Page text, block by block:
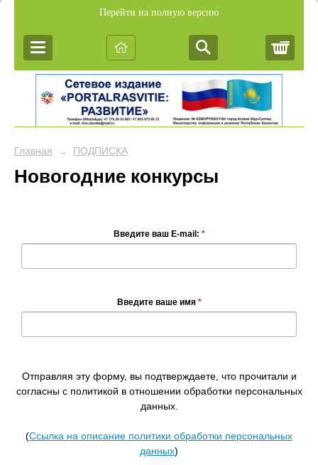
Перейти на полную версию
Главная → ПОДПИСКА
Новогодние конкурсы
Введите ваш E-mail: *
Введите ваше имя *
Отправляя эту форму, вы подтверждаете, что прочитали и
согласны с политикой в отношении обработки персональных
данных.
(Ссылка на описание политики обработки персональных
данных)